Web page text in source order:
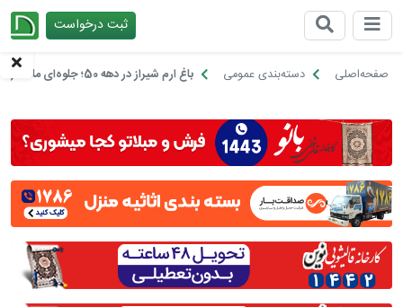
ثبت درخواست
صفحه‌اصلی دسته‌بندی عمومی باغ ارم شیراز در دهه 50؛ جلوه‌ای ماندگار از شاهکار باغ‌سازی ایرانی